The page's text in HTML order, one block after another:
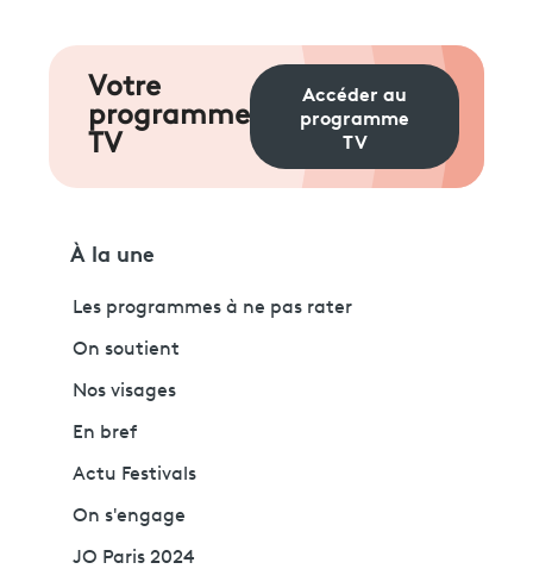
Votre
programme
TV
Accéder au
programme
TV
À la une
Les programmes à ne pas rater
On soutient
Nos visages
En bref
Actu Festivals
On s'engage
JO Paris 2024